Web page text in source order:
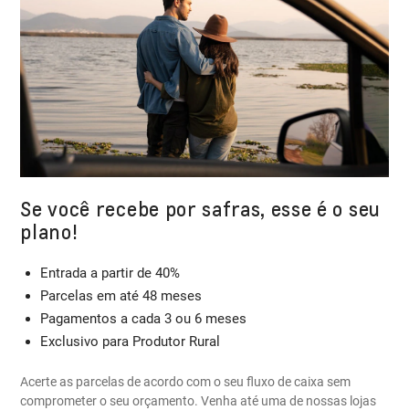
Se você recebe por safras, esse é o seu
plano!
Entrada a partir de 40%
Parcelas em até 48 meses
Pagamentos a cada 3 ou 6 meses
Exclusivo para Produtor Rural
Acerte as parcelas de acordo com o seu fluxo de caixa sem
comprometer o seu orçamento. Venha até uma de nossas lojas